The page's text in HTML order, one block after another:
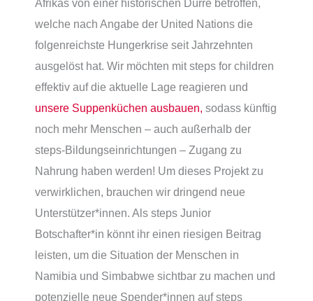
Afrikas von einer historischen Dürre betroffen,
welche nach Angabe der United Nations die
folgenreichste Hungerkrise seit Jahrzehnten
ausgelöst hat. Wir möchten mit steps for children
effektiv auf die aktuelle Lage reagieren und
unsere Suppenküchen ausbauen, sodass künftig
noch mehr Menschen – auch außerhalb der
steps-Bildungseinrichtungen – Zugang zu
Nahrung haben werden! Um dieses Projekt zu
verwirklichen, brauchen wir dringend neue
Unterstützer*innen. Als steps Junior
Botschafter*in könnt ihr einen riesigen Beitrag
leisten, um die Situation der Menschen in
Namibia und Simbabwe sichtbar zu machen und
potenzielle neue Spender*innen auf steps